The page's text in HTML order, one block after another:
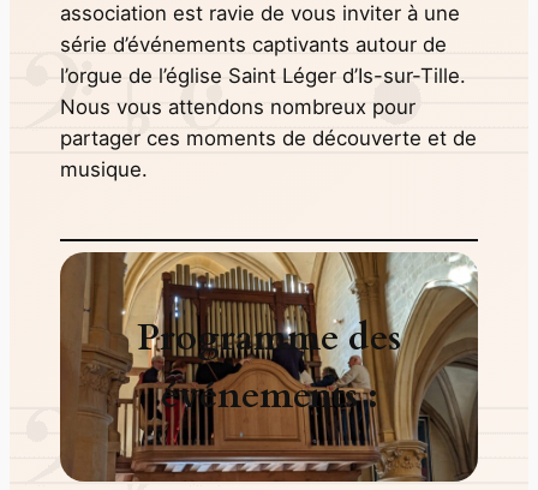
association est ravie de vous inviter à une
série d’événements captivants autour de
l’orgue de l’église Saint Léger d’Is-sur-Tille.
Nous vous attendons nombreux pour
partager ces moments de découverte et de
musique.
Programme des
événements :